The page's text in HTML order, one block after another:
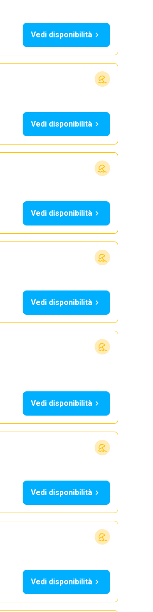
Vedi disponibilità
Vedi disponibilità
Vedi disponibilità
Vedi disponibilità
Vedi disponibilità
Vedi disponibilità
Vedi disponibilità